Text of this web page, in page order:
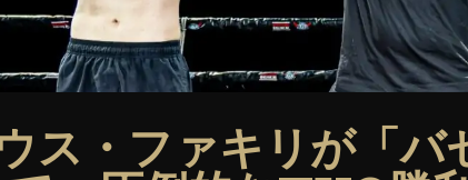
ス・ファキリが「バ